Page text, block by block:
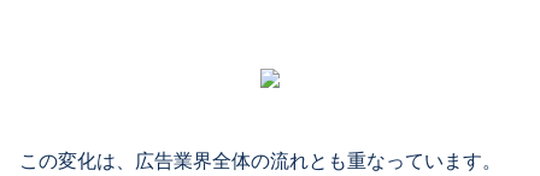
この変化は、広告業界全体の流れとも重なっています。